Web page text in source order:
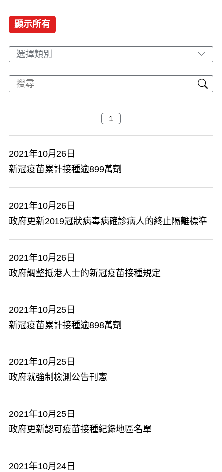
顯示所有
選擇類別
2021年10月26日
新冠疫苗累計接種逾899萬劑
2021年10月26日
政府更新2019冠狀病毒病確診病人的終止隔離標準
2021年10月26日
政府調整抵港人士的新冠疫苗接種規定
2021年10月25日
新冠疫苗累計接種逾898萬劑
2021年10月25日
政府就強制檢測公告刊憲
2021年10月25日
政府更新認可疫苗接種紀錄地區名單
2021年10月24日